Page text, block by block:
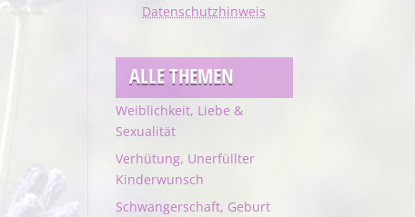
Datenschutzhinweis
ALLE THEMEN
Weiblichkeit, Liebe &
Sexualität
Verhütung, Unerfüllter
Kinderwunsch
Schwangerschaft, Geburt